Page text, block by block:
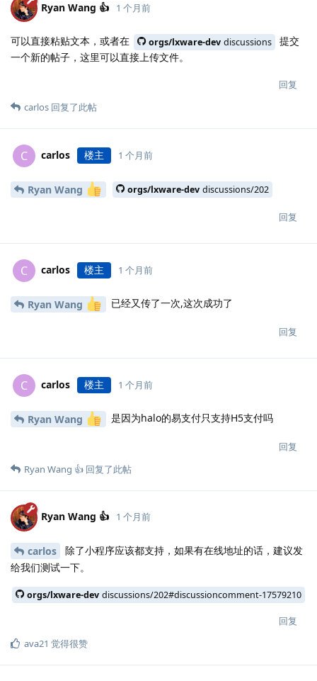
Ryan Wang 👍 1 个月前
可以直接粘贴文本，或者在 orgs/lxware-dev discussions
提交
一个新的帖子，这里可以直接上传文件。
回复
carlos 回复了此帖
C carlos 楼主 1 个月前
Ryan Wang orgs/lxware-dev discussions/202
回复
C carlos 楼主 1 个月前
Ryan Wang 已经又传了一次,这次成功了
回复
C carlos 楼主 1 个月前
Ryan Wang 是因为halo的易支付只支持H5支付吗
回复
Ryan Wang 👍 回复了此帖
Ryan Wang 👍 1 个月前
carlos
除了小程序应该都支持，如果有在线地址的话，建议发
给我们测试一下。
orgs/lxware-dev discussions/202#discussioncomment-17579210
回复
ava21 觉得很赞